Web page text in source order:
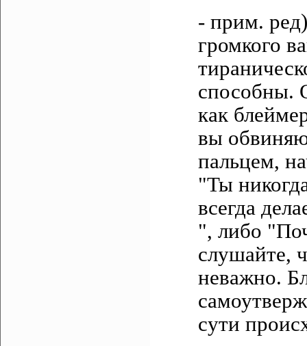
- прим.
громкого
способны.
как
вы
пальцем,
"Ты
всегда
", либо
слушайте,
неважно.
сути